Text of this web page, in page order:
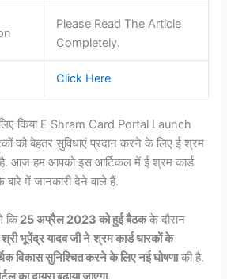
Please Read The Article
Completely.
Click Here
किया E Shram Card Portal Launch
को बेहतर सुविधाएं प्रदान करने के लिए ई श्रम
है. आज हम आपको इस आर्टिकल में ई श्रम कार्ड
में जानकारी देने वाले हैं.
कि25 अप्रैल 2023 को हुई बैठकके दौरान
भूपेंद्र यादव जी ने श्रम कार्ड धारकों के
विकास सुनिश्चित करने के लिए नई घोषणाकी है.